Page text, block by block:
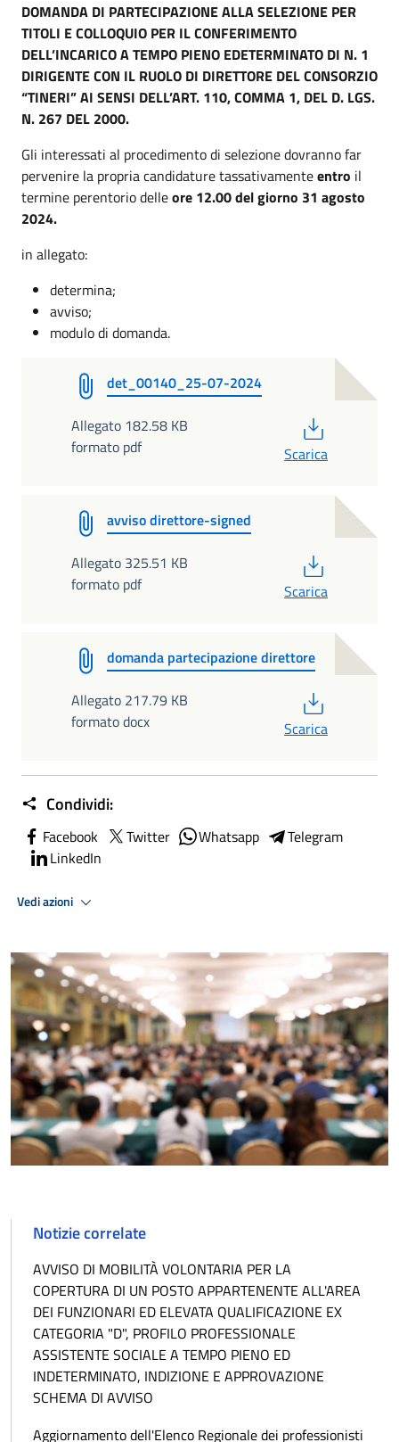
DOMANDA DI PARTECIPAZIONE ALLA SELEZIONE PER
TITOLI ECOLLOQUIO PER IL CONFERIMENTO
DELL’INCARICO A TEMPO PIENO EDETERMINATO DI N. 1
DIRIGENTE CON IL RUOLO DI DIRETTORE DELCONSORZIO
“TINERI” AI SENSI DELL’ART. 110, COMMA 1, DEL D. LGS.
N. 267 DEL 2000.
Gli interessati al procedimento di selezione dovranno far
pervenire la propria candidature tassativamenteentro il
termine perentorio delleore 12.00 del giorno 31 agosto
2024.
in allegato:
determina;
avviso;
modulo di domanda.
det_00140_25-07-2024
Allegato 182.58 KB
formato pdf
Scarica
avviso direttore-signed
Allegato 325.51 KB
formato pdf
Scarica
domanda partecipazione direttore
Allegato 217.79 KB
formato docx
Scarica
Condividi:
Facebook Twitter Whatsapp
Telegram
LinkedIn
Vedi azioni
Notizie correlate
AVVISO DI MOBILITÀ VOLONTARIA PER LA
COPERTURA DI UN POSTO APPARTENENTE ALL'AREA
DEI FUNZIONARI ED ELEVATA QUALIFICAZIONE EX
CATEGORIA "D", PROFILO PROFESSIONALE
ASSISTENTE SOCIALE A TEMPO PIENO ED
INDETERMINATO, INDIZIONE E APPROVAZIONE
SCHEMA DI AVVISO
Aggiornamento dell'Elenco Regionale dei professionisti